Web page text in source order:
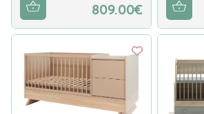
809.00€